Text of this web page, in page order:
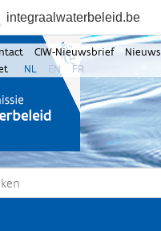
integraalwaterbeleid.be
CIW-Nieuwsbrief Nieuws
NL EN FR